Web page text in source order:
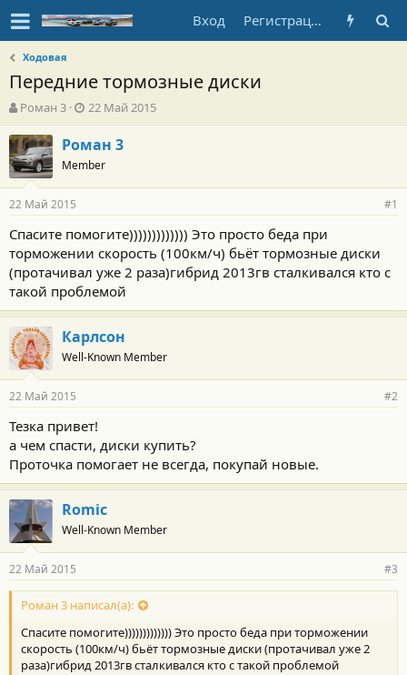
Вход Регистрация
Ходовая
Передние тормозные диски
А
в
т
о
р
т
е
м
ы
Роман 3
Д
а
т
а
н
а
а
л
а
22 Май 2015
Роман 3
Member
22 Май 2015 #1
Спасите помогите))))))))))))) Это просто беда при
торможении скорость (100км/ч) бьёт тормозные диски
(протачивал уже 2 раза)гибрид 2013гв сталкивался кто с
такой проблемой
Карлсон
Well-Known Member
22 Май 2015 #2
Тезка привет!
а чем спасти, диски купить?
Проточка помогает не всегда, покупай новые.
Romic
Well-Known Member
22 Май 2015 #3
Роман 3 написал(а):
Спасите помогите))))))))))))) Это просто беда при торможении
скорость (100км/ч) бьёт тормозные диски (протачивал уже 2
раза)гибрид 2013гв сталкивался кто с такой проблемой